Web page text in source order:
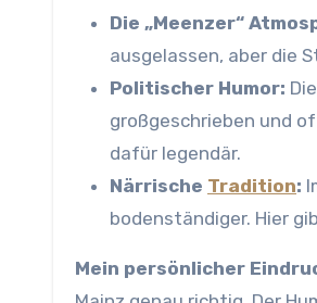
Die „Meenzer“
ausgelassen, aber die
Politischer Humor:
großgeschrieben und
dafür legendär.
Närrische Tradition:
bodenständiger. Hier
Mein persönlicher